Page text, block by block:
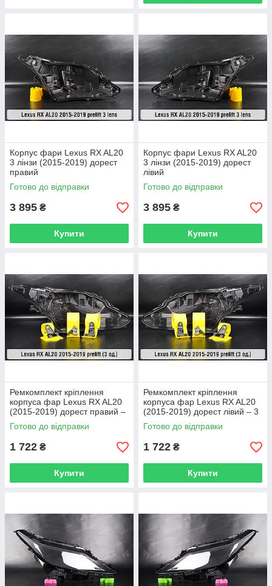
Корпус фари Lexus RX AL20
3 лінзи (2015-2019) дорест
правий
Готово до відправки
3 895 ₴
Купити
Корпус фари Lexus RX AL20
3 лінзи (2015-2019) дорест
лівий
Готово до відправки
3 895 ₴
Купити
Ремкомплект кріплення
корпуса фар Lexus RX AL20
(2015-2019) дорест правий –
3 од.
Готово до відправки
1 722 ₴
Купити
Ремкомплект кріплення
корпуса фар Lexus RX AL20
(2015-2019) дорест лівий – 3
од.
Готово до відправки
1 722 ₴
Купити